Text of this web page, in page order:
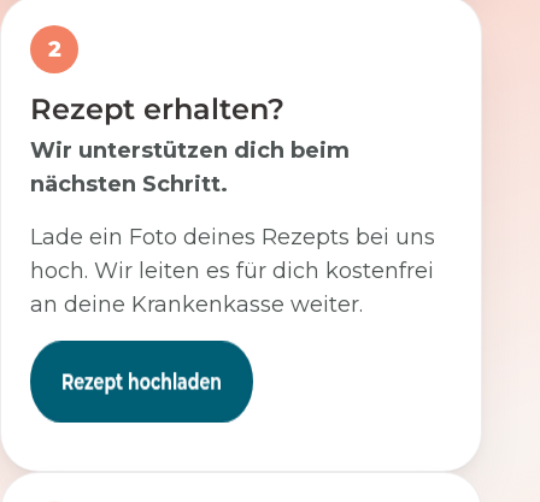
2
Rezept erhalten?
Wir unterstützen dich beim
nächsten Schritt.
Lade ein Foto deines Rezepts bei uns
hoch. Wir leiten es für dich kostenfrei
an deine Krankenkasse weiter.